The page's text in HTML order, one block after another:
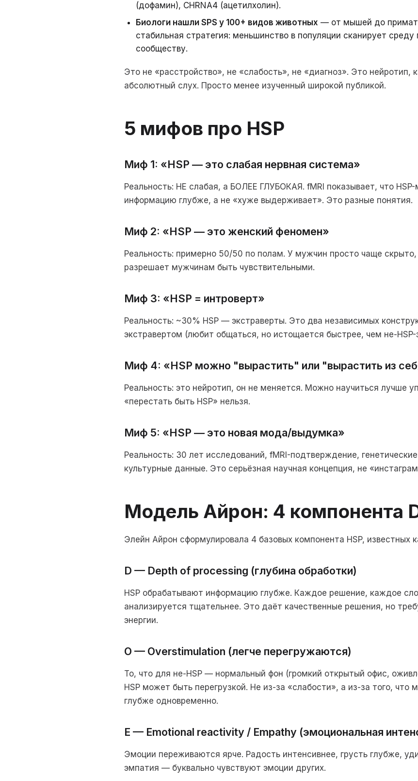
(дофамин), CHRNA4 (ацетилхолин).
Биологи нашли SPS у 100+ видов животных — от мышей до
стабильная стратегия: меньшинство в популяции сканирует
сообществу.
Это не «расстройство», не «слабость», не «диагноз». Это нейротип,
абсолютный слух. Просто менее изученный широкой публикой.
5 мифов про HSP
Миф 1: «HSP — это слабая нервная система»
Реальность: НЕ слабая, а БОЛЕЕ ГЛУБОКАЯ. fMRI показывает, что HSP-
информацию глубже, а не «хуже выдерживает». Это разные понятия.
Миф 2: «HSP — это женский феномен»
Реальность: примерно 50/50 по полам. У мужчин просто чаще скрыто,
разрешает мужчинам быть чувствительными.
Миф 3: «HSP = интроверт»
Реальность: ~30% HSP — экстраверты. Это два независимых
экстравертом (любит общаться, но истощается быстрее, чем не-HSP-
Миф 4: «HSP можно "вырастить" или "вырастить из
Реальность: это нейротип, он не меняется. Можно научиться лучше
«перестать быть HSP» нельзя.
Миф 5: «HSP — это новая мода/выдумка»
Реальность: 30 лет исследований, fMRI-подтверждение,
культурные данные. Это серьёзная научная концепция, не
Модель Айрон: 4 компонента
Элейн Айрон сформулировала 4 базовых компонента HSP, известных
D — Depth of processing (глубина обработки)
HSP обрабатывают информацию глубже. Каждое решение, каждое
анализируется тщательнее. Это даёт качественные решения, но
энергии.
O — Overstimulation (легче перегружаются)
То, что для не-HSP — нормальный фон (громкий открытый офис,
HSP может быть перегрузкой. Не из-за «слабости», а из-за того, что
глубже одновременно.
E — Emotional reactivity / Empathy (эмоциональная
Эмоции переживаются ярче. Радость интенсивнее, грусть глубже,
эмпатия — буквально чувствуют эмоции других.